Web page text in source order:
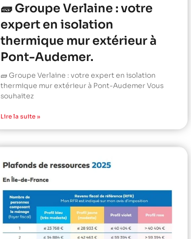
🧱 Groupe Verlaine : votre
expert en isolation
thermique mur extérieur à
Pont-Audemer.
🧱 Groupe Verlaine : votre expert en isolation
thermique mur extérieur à Pont-Audemer Vous
souhaitez
Lire la suite »